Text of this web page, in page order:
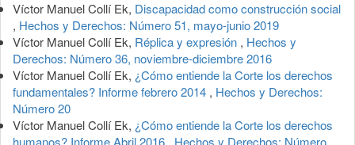
Víctor Manuel Collí Ek, Discapacidad como construcción social
, Hechos y Derechos: Número 51, mayo-junio 2019
Víctor Manuel Collí Ek, Réplica y expresión , Hechos y
Derechos: Número 36, noviembre-diciembre 2016
Víctor Manuel Collí Ek, ¿Cómo entiende la Corte los derechos
fundamentales? Informe febrero 2014 , Hechos y Derechos:
Número 20
Víctor Manuel Collí Ek, ¿Cómo entiende la Corte los derechos
humanos? Informe Abril 2016 , Hechos y Derechos: Número